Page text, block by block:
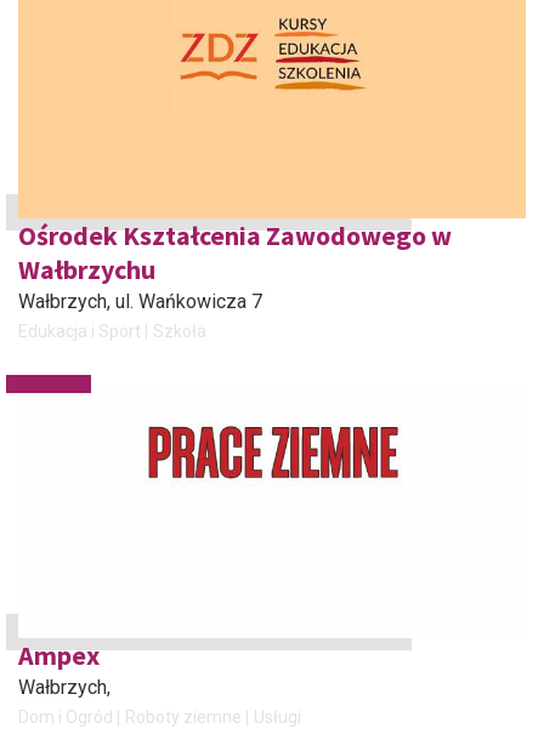
Ośrodek Kształcenia Zawodowego w
Wałbrzychu
Wałbrzych, ul. Wańkowicza 7
Edukacja i Sport Szkoła
Ampex
Wałbrzych,
Dom i Ogród Roboty ziemne Usługi